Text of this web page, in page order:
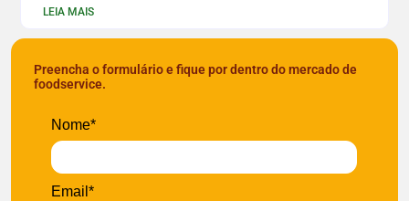
LEIA MAIS
Preencha o formulário e fique por dentro do mercado de
foodservice.
Nome*
Email*